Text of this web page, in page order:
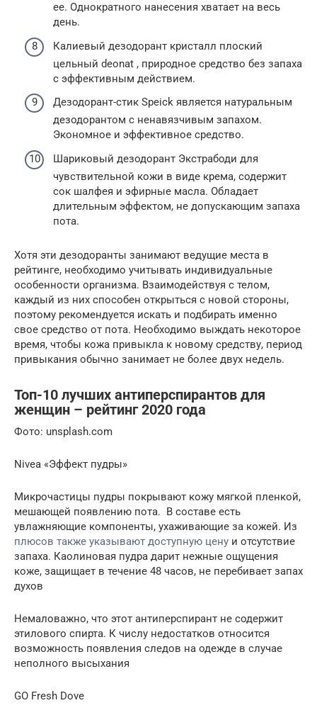
ее. Однократного нанесения хватает на весь
день.
Калиевый дезодорант кристалл плоский
цельный deonat , природное средство без запаха
с эффективным действием.
Дезодорант-стик Speick является натуральным
дезодорантом с ненавязчивым запахом.
Экономное и эффективное средство.
Шариковый дезодорант Экстрабоди для
чувствительной кожи в виде крема, содержит
сок шалфея и эфирные масла. Обладает
длительным эффектом, не допускающим запаха
пота.
Хотя эти дезодоранты занимают ведущие места в
рейтинге, необходимо учитывать индивидуальные
особенности организма. Взаимодействуя с телом,
каждый из них способен открыться с новой стороны,
поэтому рекомендуется искать и подбирать именно
свое средство от пота. Необходимо выждать некоторое
время, чтобы кожа привыкла к новому средству, период
привыкания обычно занимает не более двух недель.
Топ-10 лучших антиперспирантов для
женщин – рейтинг 2020 года
Фото: unsplash.com
Nivea «Эффект пудры»
Микрочастицы пудры покрывают кожу мягкой пленкой,
мешающей появлению пота. В составе есть
увлажняющие компоненты, ухаживающие за кожей. Из
плюсов также указывают доступную цену и отсутствие
запаха. Каолиновая пудра дарит нежные ощущения
коже, защищает в течение 48 часов, не перебивает запах
духов
Немаловажно, что этот антиперспирант не содержит
этилового спирта. К числу недостатков относится
возможность появления следов на одежде в случае
неполного высыхания
GO Fresh Dove